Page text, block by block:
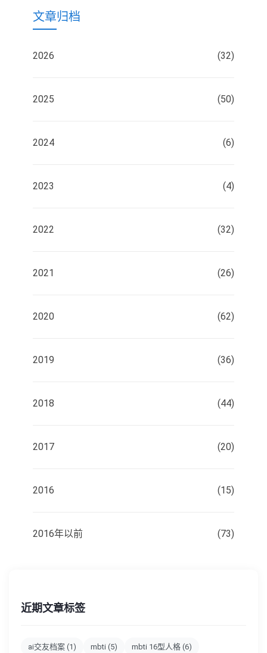
文章归档
2026 (32)
2025 (50)
2024 (6)
2023 (4)
2022 (32)
2021 (26)
2020 (62)
2019 (36)
2018 (44)
2017 (20)
2016 (15)
2016年以前 (73)
近期文章标签
ai交友档案 (1) mbti (5) mbti 16型人格 (6)